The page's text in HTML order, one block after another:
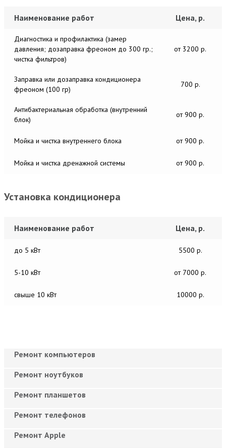
Наименование работ Цена, р.
Диагностика и профилактика (замер
давления; дозаправка фреоном до 300 гр.;
чистка фильтров)
от 3200 р.
Заправка или дозаправка кондиционера
фреоном (100 гр)
700 р.
Антибактериальная обработка (внутренний
блок)
от 900 р.
Мойка и чистка внутреннего блока от 900 р.
Мойка и чистка дренажной системы от 900 р.
Установка кондиционера
Наименование работ Цена, р.
до 5 кВт 5500 р.
5-10 кВт от 7000 р.
свыше 10 кВт 10000 р.
Ремонт компьютеров
Ремонт ноутбуков
Ремонт планшетов
Ремонт телефонов
Ремонт Apple